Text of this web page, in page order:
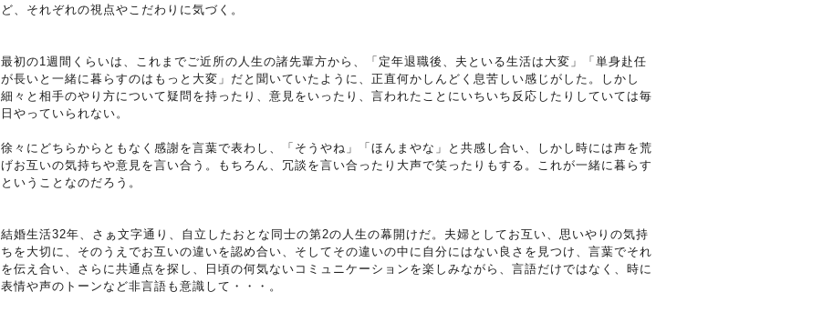
ど、それぞれの視点やこだわりに気づく。
最初の1週間くらいは、これまでご近所の人生の諸先輩方から、「定年退職後、夫といる生活は大変」「単身赴任
が長いと一緒に暮らすのはもっと大変」だと聞いていたように、正直何かしんどく息苦しい感じがした。しかし
細々と相手のやり方について疑問を持ったり、意見をいったり、言われたことにいちいち反応したりしていては毎
日やっていられない。
徐々にどちらからともなく感謝を言葉で表わし、「そうやね」「ほんまやな」と共感し合い、しかし時には声を荒
げお互いの気持ちや意見を言い合う。もちろん、冗談を言い合ったり大声で笑ったりもする。これが一緒に暮らす
ということなのだろう。
結婚生活32年、さぁ文字通り、自立したおとな同士の第2の人生の幕開けだ。夫婦としてお互い、思いやりの気持
ちを大切に、そのうえでお互いの違いを認め合い、そしてその違いの中に自分にはない良さを見つけ、言葉でそれ
を伝え合い、さらに共通点を探し、日頃の何気ないコミュニケーションを楽しみながら、言語だけではなく、時に
表情や声のトーンなど非言語も意識して・・・。